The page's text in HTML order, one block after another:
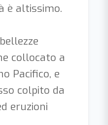
è altissimo.
collocato a
Pacifico, e
colpito da
eruzioni